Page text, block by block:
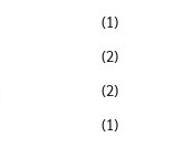
(1)
(2)
(2)
(1)